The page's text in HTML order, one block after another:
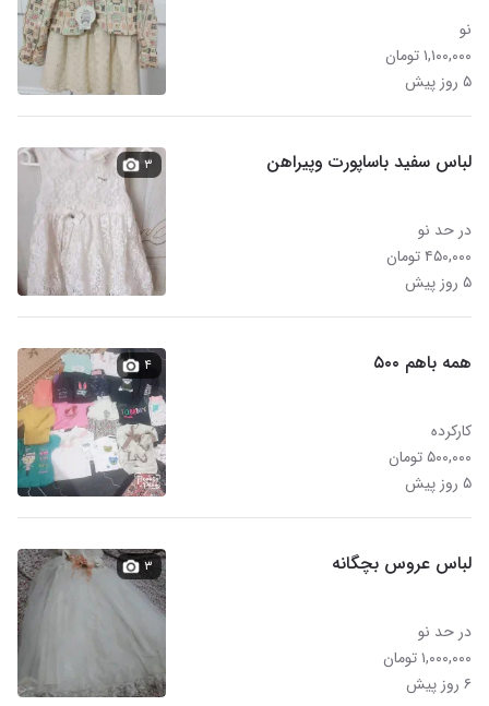
نو
۱,۱۰۰,۰۰۰ تومان
۵ روز پیش
لباس سفید باساپورت وپیراهن
در حد نو
۴۵۰,۰۰۰ تومان
۵ روز پیش
۳
همه باهم ۵۰۰
کارکرده
۵۰۰,۰۰۰ تومان
۵ روز پیش
۴
لباس عروس بچگانه
در حد نو
۱,۰۰۰,۰۰۰ تومان
۶ روز پیش
۳